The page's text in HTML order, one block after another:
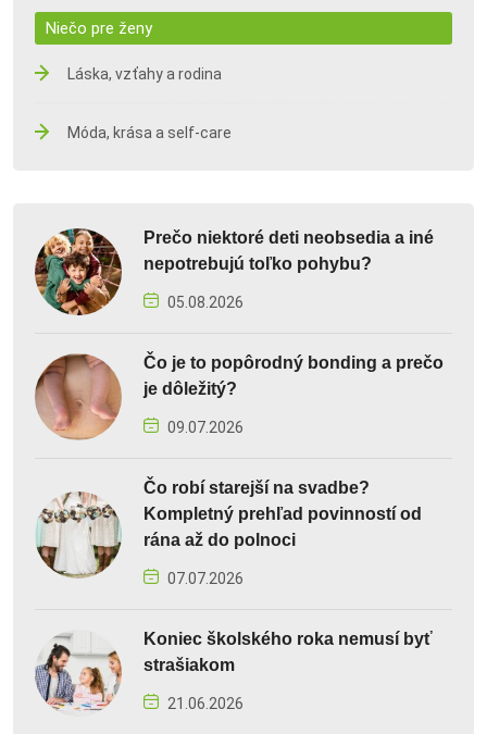
Niečo pre ženy
Láska, vzťahy a rodina
Móda, krása a self-care
Prečo niektoré deti neobsedia a iné
nepotrebujú toľko pohybu?
05.08.2026
Čo je to popôrodný bonding a prečo
je dôležitý?
09.07.2026
Čo robí starejší na svadbe?
Kompletný prehľad povinností od
rána až do polnoci
07.07.2026
Koniec školského roka nemusí byť
strašiakom
21.06.2026